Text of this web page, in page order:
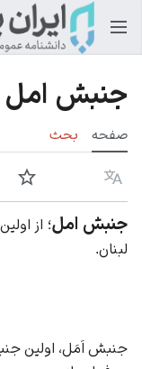
جنبش امل
صفحه بحث
زبان
جنبش امل؛ از
لبنان.
جنبش اَمَل، اولین